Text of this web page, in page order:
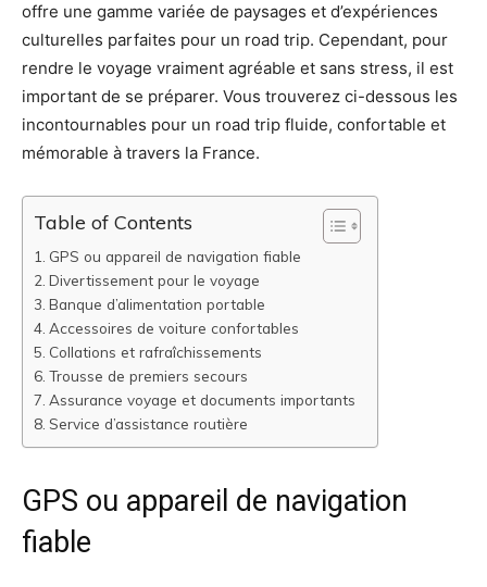
offre une gamme variée de paysages et d’expériences
culturelles parfaites pour un road trip. Cependant, pour
rendre le voyage vraiment agréable et sans stress, il est
important de se préparer. Vous trouverez ci-dessous les
incontournables pour un road trip fluide, confortable et
mémorable à travers la France.
Table of Contents
GPS ou appareil de navigation fiable
Divertissement pour le voyage
Banque d’alimentation portable
Accessoires de voiture confortables
Collations et rafraîchissements
Trousse de premiers secours
Assurance voyage et documents importants
Service d’assistance routière
GPS ou appareil de navigation
fiable